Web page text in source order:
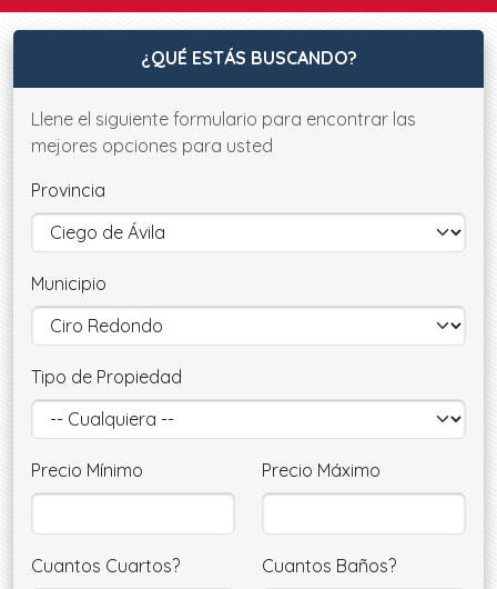
¿QUÉ ESTÁS BUSCANDO?
Llene el siguiente formulario para encontrar las
mejores opciones para usted
Provincia
Municipio
Tipo de Propiedad
Precio Mínimo Precio Máximo
Cuantos Cuartos? Cuantos Baños?